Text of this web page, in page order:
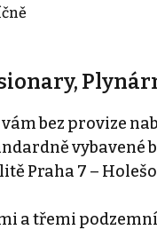
bez provize
vybavené
Praha 7 –
a třemi